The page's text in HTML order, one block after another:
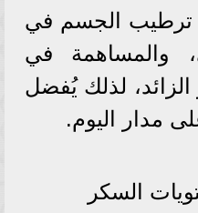
ترطيب الجسم في
والمساهمة في
لذلك يُفضل
مدار اليوم.
السكر